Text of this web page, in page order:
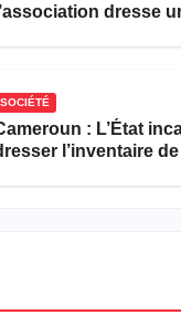
l’association dresse
SOCIÉTÉ
: L’État
l’inventaire